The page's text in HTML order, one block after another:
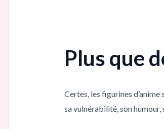
Plus que
Certes, les figurines
sa vulnérabilité, son